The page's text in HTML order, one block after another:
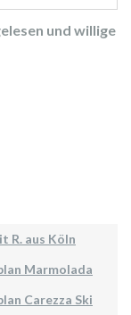
und willige
R. aus Köln
Marmolada
Carezza Ski